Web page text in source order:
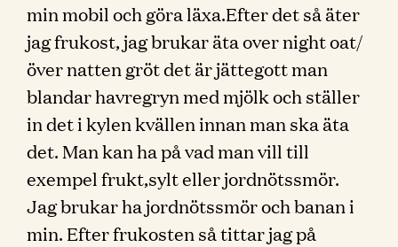
min mobil och göra läxa.Efter det så äter
jag frukost, jag brukar äta over night oat/
över natten gröt det är jättegott man
blandar havregryn med mjölk och ställer
in det i kylen kvällen innan man ska äta
det. Man kan ha på vad man vill till
exempel frukt,sylt eller jordnötssmör.
Jag brukar ha jordnötssmör och banan i
min. Efter frukosten så tittar jag på